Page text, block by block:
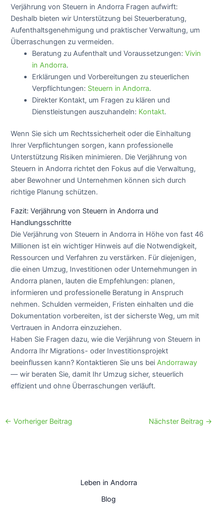
Verjährung von Steuern in Andorra Fragen aufwirft:
Deshalb bieten wir Unterstützung bei Steuerberatung,
Aufenthaltsgenehmigung und praktischer Verwaltung, um
Überraschungen zu vermeiden.
Beratung zu Aufenthalt und Voraussetzungen:Vivin
in Andorra.
Erklärungen und Vorbereitungen zu steuerlichen
Verpflichtungen: Steuern in Andorra.
Direkter Kontakt, um Fragen zu klären und
Dienstleistungen auszuhandeln: Kontakt.
Wenn Sie sich um Rechtssicherheit oder die Einhaltung
Ihrer Verpflichtungen sorgen, kann professionelle
Unterstützung Risiken minimieren. Die Verjährung von
Steuern in Andorra richtet den Fokus auf die Verwaltung,
aber Bewohner und Unternehmen können sich durch
richtige Planung schützen.
Fazit: Verjährung von Steuern in Andorra und
Handlungsschritte
Die Verjährung von Steuern in Andorra in Höhe von fast 46
Millionen ist ein wichtiger Hinweis auf die Notwendigkeit,
Ressourcen und Verfahren zu verstärken. Für diejenigen,
die einen Umzug, Investitionen oder Unternehmungen in
Andorra planen, lauten die Empfehlungen: planen,
informieren und professionelle Beratung in Anspruch
nehmen. Schulden vermeiden, Fristen einhalten und die
Dokumentation vorbereiten, ist der sicherste Weg, um mit
Vertrauen in Andorra einzuziehen.
Haben Sie Fragen dazu, wie die Verjährung von Steuern in
Andorra Ihr Migrations- oder Investitionsprojekt
beeinflussen kann? Kontaktieren Sie uns beiAndorraway
— wir beraten Sie, damit Ihr Umzug sicher, steuerlich
effizient und ohne Überraschungen verläuft.
← Vorheriger Beitrag Nächster Beitrag →
Leben in Andorra
Blog